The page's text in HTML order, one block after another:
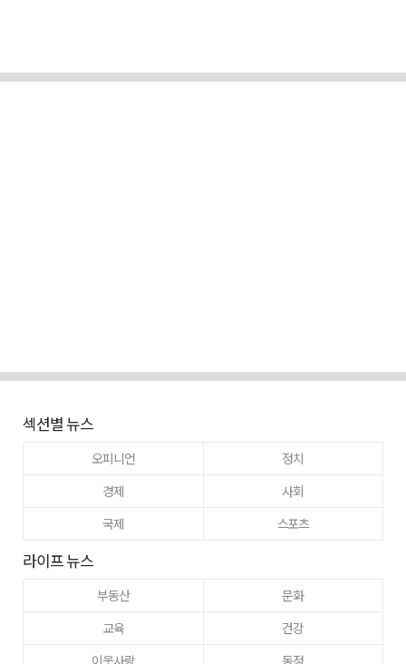
섹션별 뉴스
오피니언
정치
경제
사회
국제
스포츠
라이프 뉴스
부동산
문화
교육
건강
이웃사랑
동정